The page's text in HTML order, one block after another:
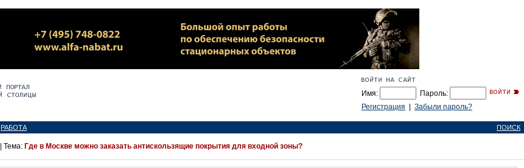
Имя:
Пароль:
Регистрация
Забыли пароль?
РАБОТА ПОИСК
| Тема: Где в Москве можно заказать антискользящие покрытия для входной зоны?